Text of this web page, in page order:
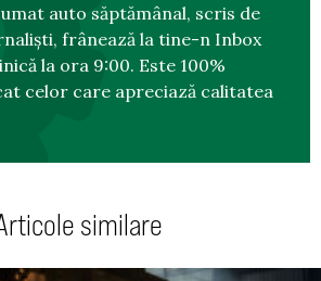
auto săptămânal, scris de
frânează la tine-n Inbox
la ora 9:00. Este 100%
celor care apreciază calitatea
similare